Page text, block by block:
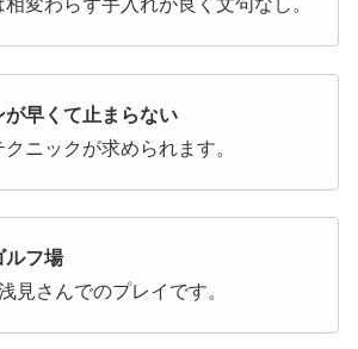
相変わらず手入れが良く文句なし。
が早くて止まらない
クニックが求められます。
ルフ場
見さんでのプレイです。